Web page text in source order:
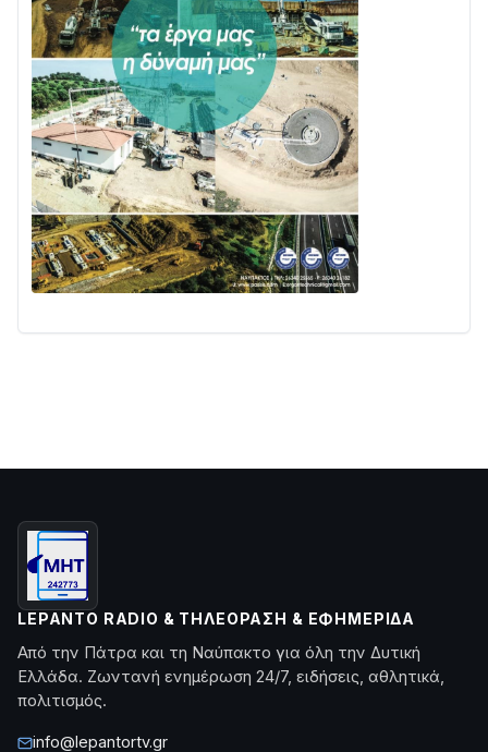
LEPANTO RADIO & ΤΗΛΕΌΡΑΣΗ & ΕΦΗΜΕΡΊΔΑ
Από την Πάτρα και τη Ναύπακτο για όλη την Δυτική
Ελλάδα. Ζωντανή ενημέρωση 24/7, ειδήσεις, αθλητικά,
πολιτισμός.
info@lepantortv.gr